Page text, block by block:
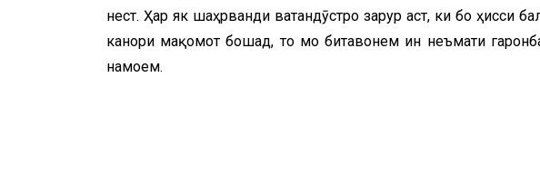
нест. Ҳар як шаҳрванди ватандӯстро зарур аст, ки бо ҳисси
канори мақомот бошад, то мо битавонем ин неъмати
намоем.